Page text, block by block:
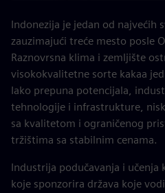
Indonezija je jedan od najvećih
zauzimajući treće mesto posle
Raznovrsna klima i zemljište
visokokvalitetne sorte kakaa
Iako prepuna potencijala,
tehnologije i infrastrukture,
sa kvalitetom i ograničenog
tržištima sa stabilnim cenama.
Industrija podučavanja i učenja
koje sponzorira država koje